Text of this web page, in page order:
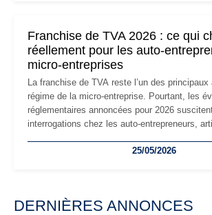
Franchise de TVA 2026 : ce qui
réellement pour les auto-
micro-entreprises
La franchise de TVA reste l’un des
régime de la micro-entreprise. Pourtant, les
réglementaires annoncées pour 2026
interrogations chez les auto-entrepreneurs,
facturation ou risque de bascule vers la TVA :
25/05/2026
DERNIÈRES ANNONCES